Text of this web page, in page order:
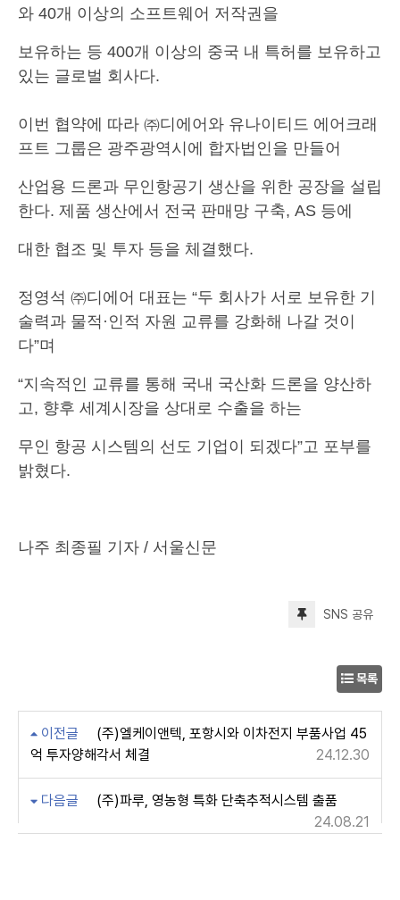
와 40개 이상의 소프트웨어 저작권을
보유하는 등 400개 이상의 중국 내 특허를 보유하고
있는 글로벌 회사다.
이번 협약에 따라 ㈜디에어와 유나이티드 에어크래
프트 그룹은 광주광역시에 합자법인을 만들어
산업용 드론과 무인항공기 생산을 위한 공장을 설립
한다. 제품 생산에서 전국 판매망 구축, AS 등에
대한 협조 및 투자 등을 체결했다.
정영석 ㈜디에어 대표는 “두 회사가 서로 보유한 기
술력과 물적·인적 자원 교류를 강화해 나갈 것이
다”며
“지속적인 교류를 통해 국내 국산화 드론을 양산하
고, 향후 세계시장을 상대로 수출을 하는
무인 항공 시스템의 선도 기업이 되겠다”고 포부를
밝혔다.
나주 최종필 기자 / 서울신문
SNS 공유
목록
이전글
(주)엘케이앤텍, 포항시와 이차전지 부품사업 45
억 투자양해각서 체결
24.12.30
다음글
(주)파루, 영농형 특화 단축추적시스템 출품
24.08.21